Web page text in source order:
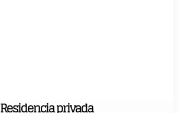
Residencia privada